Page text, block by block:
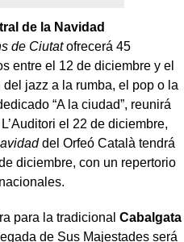
de la Navidad
de Ciutatofrecerá 45
entre el 12 de diciembre y el
jazz a la rumba, el pop o la
“A la ciudad”, reunirá
el 22 de diciembre,
del Orfeó Català tendrá
diciembre, con un repertorio
para la tradicional Cabalgata
de Sus Majestades será